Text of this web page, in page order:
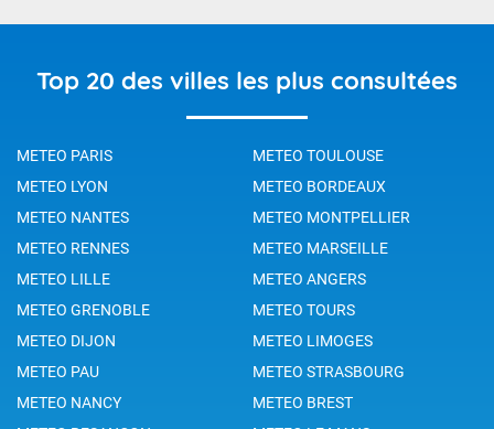
Top 20 des villes les plus consultées
METEO PARIS
METEO TOULOUSE
METEO LYON
METEO BORDEAUX
METEO NANTES
METEO MONTPELLIER
METEO RENNES
METEO MARSEILLE
METEO LILLE
METEO ANGERS
METEO GRENOBLE
METEO TOURS
METEO DIJON
METEO LIMOGES
METEO PAU
METEO STRASBOURG
METEO NANCY
METEO BREST